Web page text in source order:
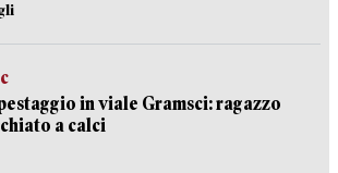
in viale Gramsci: ragazzo
a calci